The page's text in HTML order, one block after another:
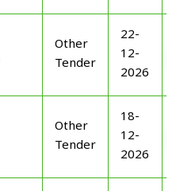
Other
Tender
22-
12-
2026
Other
Tender
18-
12-
2026